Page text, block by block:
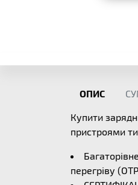
ОПИС
Купити
пристроями
перегріву